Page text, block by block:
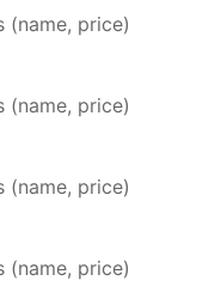
(name, price)
(name, price)
(name, price)
(name, price)